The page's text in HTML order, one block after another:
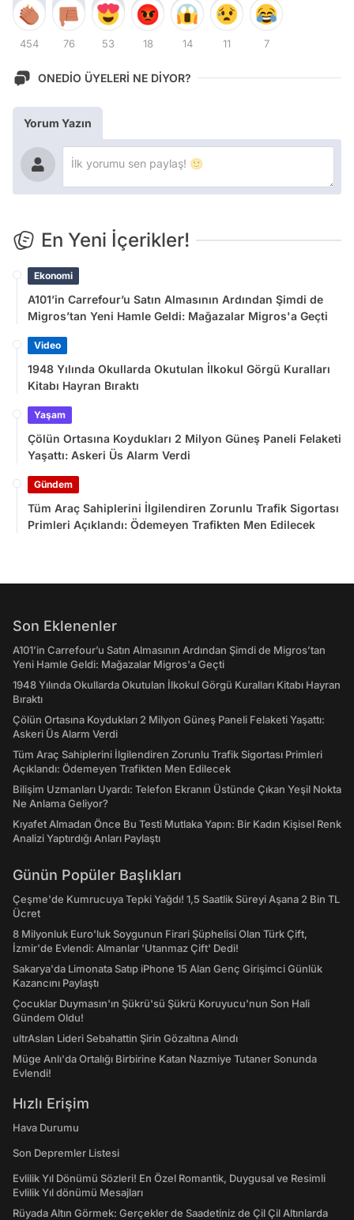
454 76 53 18 14 11 7
ONEDİO ÜYELERİ NE DİYOR?
Yorum Yazın
En Yeni İçerikler!
Ekonomi
A101’in Carrefour’u Satın Almasının Ardından Şimdi de
Migros’tan Yeni Hamle Geldi: Mağazalar Migros'a Geçti
Video
1948 Yılında Okullarda Okutulan İlkokul Görgü Kuralları
Kitabı Hayran Bıraktı
Yaşam
Çölün Ortasına Koydukları 2 Milyon Güneş Paneli Felaketi
Yaşattı: Askeri Üs Alarm Verdi
Gündem
Tüm Araç Sahiplerini İlgilendiren Zorunlu Trafik Sigortası
Primleri Açıklandı: Ödemeyen Trafikten Men Edilecek
Son Eklenenler
A101’in Carrefour’u Satın Almasının Ardından Şimdi de Migros’tan
Yeni Hamle Geldi: Mağazalar Migros'a Geçti
1948 Yılında Okullarda Okutulan İlkokul Görgü Kuralları Kitabı Hayran
Bıraktı
Çölün Ortasına Koydukları 2 Milyon Güneş Paneli Felaketi Yaşattı:
Askeri Üs Alarm Verdi
Tüm Araç Sahiplerini İlgilendiren Zorunlu Trafik Sigortası Primleri
Açıklandı: Ödemeyen Trafikten Men Edilecek
Bilişim Uzmanları Uyardı: Telefon Ekranın Üstünde Çıkan Yeşil Nokta
Ne Anlama Geliyor?
Kıyafet Almadan Önce Bu Testi Mutlaka Yapın: Bir Kadın Kişisel Renk
Analizi Yaptırdığı Anları Paylaştı
Günün Popüler Başlıkları
Çeşme'de Kumrucuya Tepki Yağdı! 1,5 Saatlik Süreyi Aşana 2 Bin TL
Ücret
8 Milyonluk Euro'luk Soygunun Firari Şüphelisi Olan Türk Çift,
İzmir'de Evlendi: Almanlar 'Utanmaz Çift' Dedi!
Sakarya'da Limonata Satıp iPhone 15 Alan Genç Girişimci Günlük
Kazancını Paylaştı
Çocuklar Duymasın'ın Şükrü'sü Şükrü Koruyucu'nun Son Hali
Gündem Oldu!
ultrAslan Lideri Sebahattin Şirin Gözaltına Alındı
Müge Anlı'da Ortalığı Birbirine Katan Nazmiye Tutaner Sonunda
Evlendi!
Hızlı Erişim
Hava Durumu
Son Depremler Listesi
Evlilik Yıl Dönümü Sözleri! En Özel Romantik, Duygusal ve Resimli
Evlilik Yıl dönümü Mesajları
Rüyada Altın Görmek: Gerçekler de Saadetiniz de Çil Çil Altınlarda